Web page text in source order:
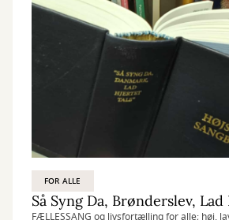
FOR ALLE
Så Syng Da, Brønderslev,
FÆLLESSANG og livsfortælling for alle; høj,